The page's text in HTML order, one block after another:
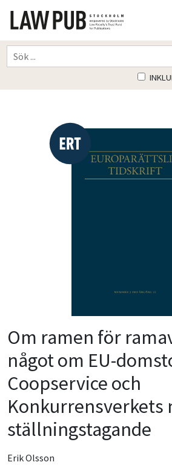
Om ramen för
något om EU-
Coopservice och
Konkurrensverkets
ställningstagande
Erik Olsson